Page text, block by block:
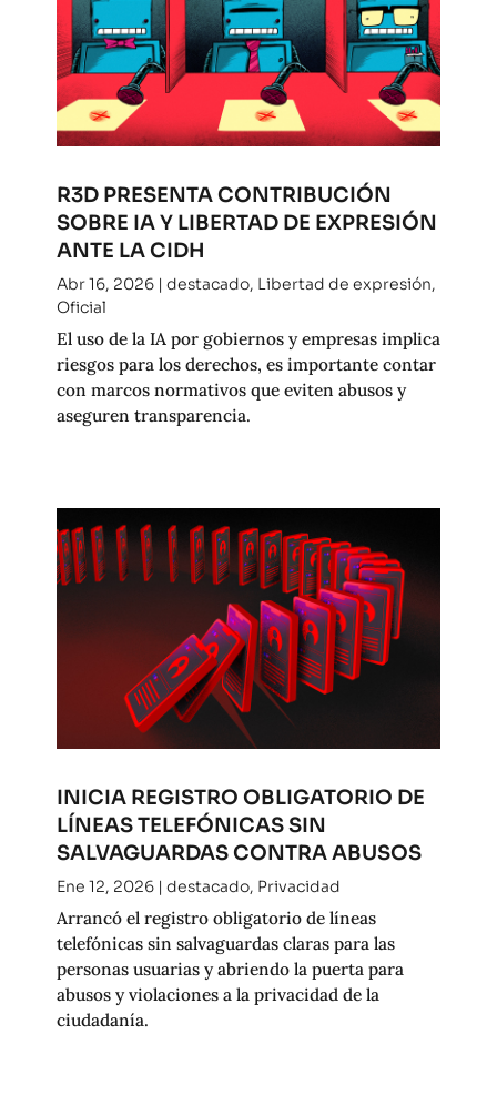
R3D PRESENTA CONTRIBUCIÓN
SOBRE IA Y LIBERTAD DE EXPRESIÓN
ANTE LA CIDH
Abr 16, 2026| destacado, Libertad de expresión,
Oficial
El uso de la IA por gobiernos y empresas implica
riesgos para los derechos, es importante contar
con marcos normativos que eviten abusos y
aseguren transparencia.
INICIA REGISTRO OBLIGATORIO DE
LÍNEAS TELEFÓNICAS SIN
SALVAGUARDAS CONTRA ABUSOS
Ene 12, 2026| destacado, Privacidad
Arrancó el registro obligatorio de líneas
telefónicas sin salvaguardas claras para las
personas usuarias y abriendo la puerta para
abusos y violaciones a la privacidad de la
ciudadanía.